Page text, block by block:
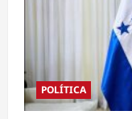
como
nueva
de
Corea
POLÍTICA